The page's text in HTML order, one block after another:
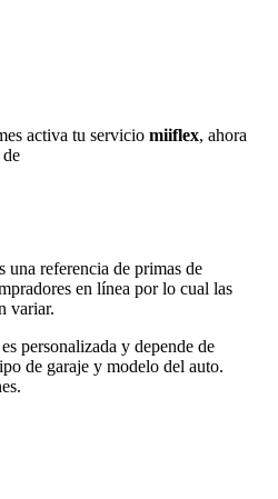
activa tu servicio miiflex, ahora
una referencia de primas de
en línea por lo cual las
variar.
personalizada y depende de
de garaje y modelo del auto.